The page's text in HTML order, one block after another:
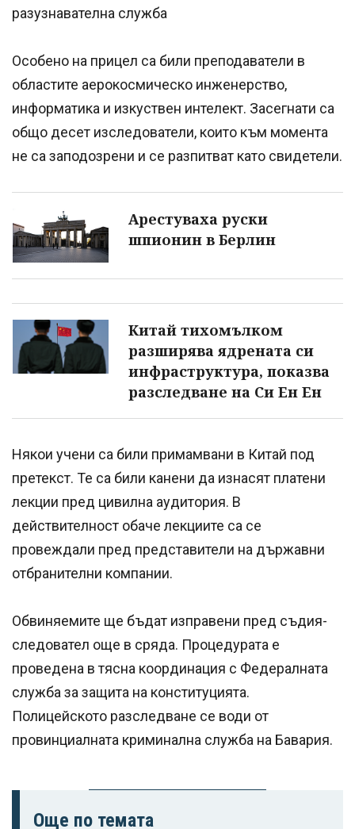
разузнавателна служба
Особено на прицел са били преподаватели в
областите аерокосмическо инженерство,
информатика и изкуствен интелект. Засегнати са
общо десет изследователи, които към момента
не са заподозрени и се разпитват като свидетели.
Арестуваха руски
шпионин в Берлин
Китай тихомълком
разширява ядрената си
инфраструктура, показва
разследване на Си Ен Ен
Някои учени са били примамвани в Китай под
претекст. Те са били канени да изнасят платени
лекции пред цивилна аудитория. В
действителност обаче лекциите са се
провеждали пред представители на държавни
отбранителни компании.
Обвиняемите ще бъдат изправени пред съдия-
следовател още в сряда. Процедурата е
проведена в тясна координация с Федералната
служба за защита на конституцията.
Полицейското разследване се води от
провинциалната криминална служба на Бавария.
Още по темата